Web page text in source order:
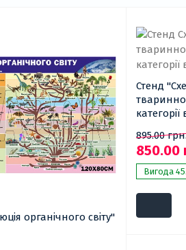
органічного світу"
Стенд
895.00
850.00
Вигода